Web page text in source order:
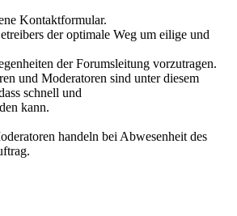
Kontaktformular.
der optimale Weg um eilige und
der Forumsleitung vorzutragen.
und Moderatoren sind unter diesem
schnell und
kann.
handeln bei Abwesenheit des